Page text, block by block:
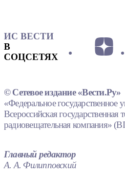
ИС ВЕСТИ
В
СОЦСЕТЯХ
© Сетевое издание «Вести.Ру»
«Федеральное государственное
Всероссийская государственная
радиовещательная компания»
Главный редактор
А. А. Филипповский